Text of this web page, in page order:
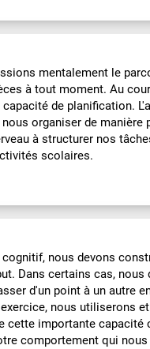
mentalement le
à tout moment. Au
de planification.
organiser de manière
à structurer nos
scolaires.
nous devons
Dans certains cas, nous
d'un point à un autre
nous utiliserons
cette importante capacité
comportement qui